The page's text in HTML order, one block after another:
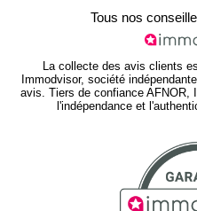
Tous nos
La collecte des avis clients
Immodvisor, société
avis. Tiers de confiance AFNOR,
l'indépendance et